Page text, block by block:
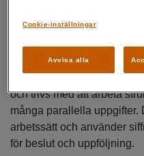
Din profil
Vi söker dig som har ett
inom elektronik med fokus
och trivs med att arbeta
många parallella uppgifter.
arbetssätt och använder
för beslut och uppföljning.
Avvisa alla
Cookie-inställningar